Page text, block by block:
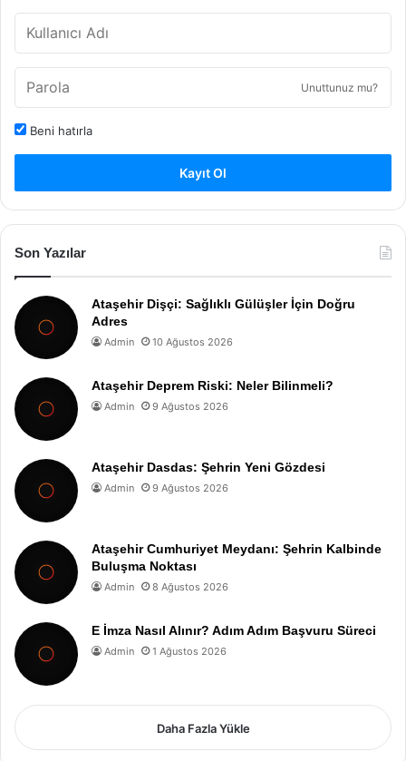
Unuttunuz mu?
Beni hatırla
Kayıt Ol
Son Yazılar
Ataşehir Dişçi: Sağlıklı Gülüşler İçin Doğru
Adres
Admin 10 Ağustos 2026
Ataşehir Deprem Riski: Neler Bilinmeli?
Admin 9 Ağustos 2026
Ataşehir Dasdas: Şehrin Yeni Gözdesi
Admin 9 Ağustos 2026
Ataşehir Cumhuriyet Meydanı: Şehrin Kalbinde
Buluşma Noktası
Admin 8 Ağustos 2026
E İmza Nasıl Alınır? Adım Adım Başvuru Süreci
Admin 1 Ağustos 2026
Daha Fazla Yükle